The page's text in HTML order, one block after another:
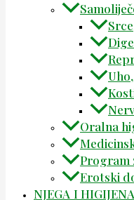
Oralna
Program
Erotski
NJEGA I HIGIJENA